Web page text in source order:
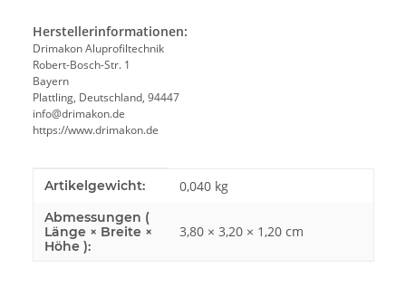
Herstellerinformationen:
Drimakon Aluprofiltechnik
Robert-Bosch-Str. 1
Bayern
Plattling, Deutschland, 94447
info@drimakon.de
https://www.drimakon.de
Produkteigenschaft
Wert
Artikelgewicht: 0,040 kg
Abmessungen (
Länge × Breite ×
Höhe ):
3,80 × 3,20 × 1,20 cm